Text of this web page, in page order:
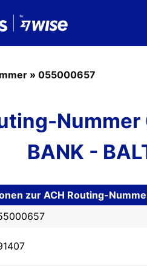
» 055000657
BANK -
zur ACH Routing-